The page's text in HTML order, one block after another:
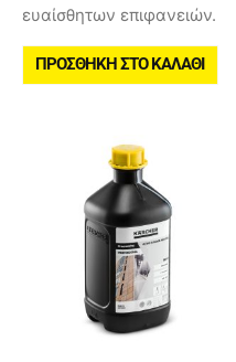
ευαίσθητων επιφανειών.
ΠΡΟΣΘΉΚΗ ΣΤΟ ΚΑΛΆΘΙ